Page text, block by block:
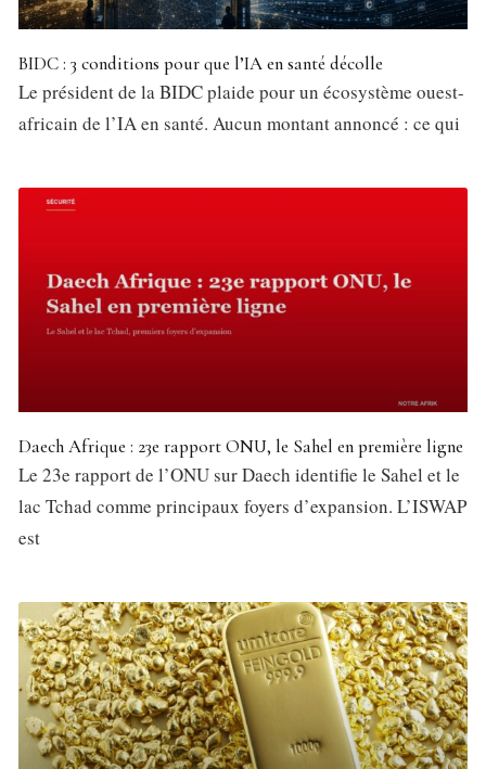
BIDC : 3 conditions pour que l’IA en santé décolle
Le président de la BIDC plaide pour un écosystème ouest-
africain de l’IA en santé. Aucun montant annoncé : ce qui
Daech Afrique : 23e rapport ONU, le Sahel en première ligne
Le 23e rapport de l’ONU sur Daech identifie le Sahel et le
lac Tchad comme principaux foyers d’expansion. L’ISWAP
est